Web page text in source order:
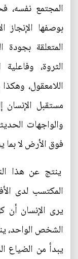
المجتمع نفسه،
بوصفها الإنجاز
المتعلقة بجودة
الثروة،
اللامعقول،
مستقبل الإنسان
والواجهات
فوق الأرض لا بما
ينتج عن هذا
المكتسب لدى
يرى الإنسان أن
الشخص الواحد،
يبدأ من الضياع